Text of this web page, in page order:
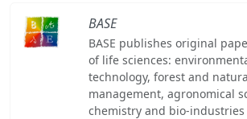
BASE
BASE publishes original
of life sciences:
technology, forest and
management, agronomical
chemistry and bio-industries